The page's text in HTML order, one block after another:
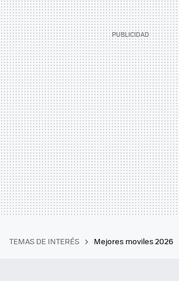
TEMAS DE INTERÉS Mejores moviles 2026